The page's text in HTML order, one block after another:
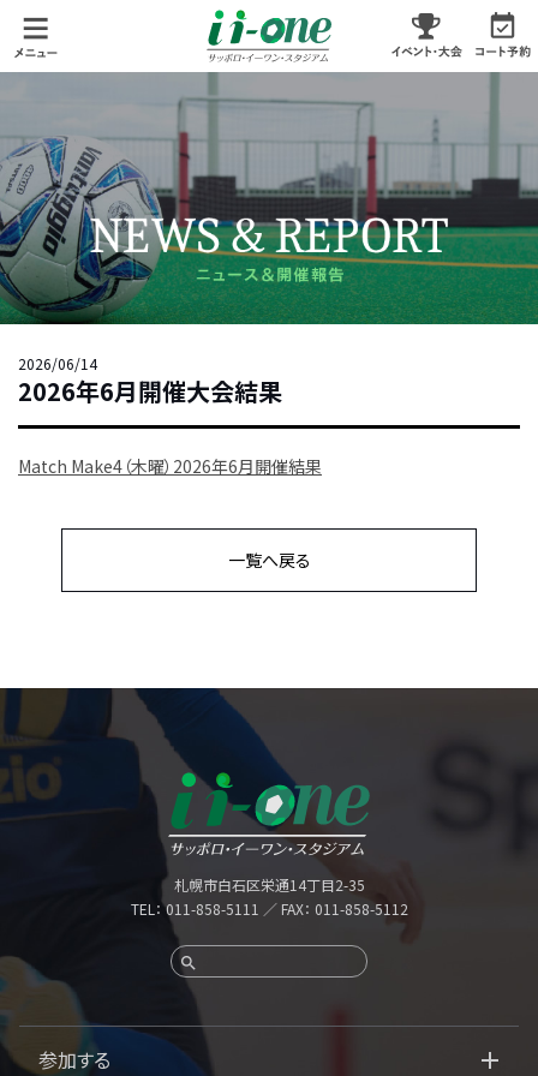
2026/06/14
2026年6月開催大会結果
Match Make4（木曜）2026年6月開催結果
一覧へ戻る
札幌市白石区栄通14丁目2-35
TEL：011-858-5111 ／ FAX： 011-858-5112
参加する